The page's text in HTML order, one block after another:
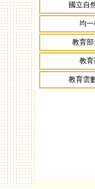
國立自
均
教育
教
教育雲